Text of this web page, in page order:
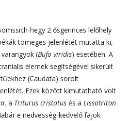
hegy 2 ősgerinces lelőhely
tömeges jelenlétét mutatta ki,
(Bufo viridis) esetében. A
elemek segítségével sikerült
(Caudata) sorolt
Ezek között kimutatható volt
, a Triturus cristatus és a Lissotriton
e nedvesség-kedvelő fajok